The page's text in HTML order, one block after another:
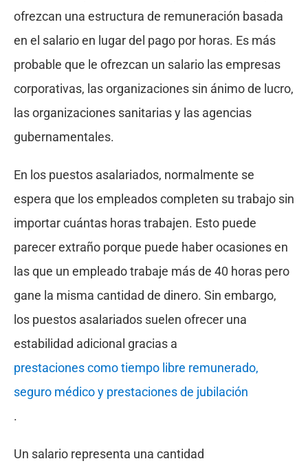
ofrezcan una estructura de remuneración basada
en el salario en lugar del pago por horas. Es más
probable que le ofrezcan un salario las empresas
corporativas, las organizaciones sin ánimo de lucro,
las organizaciones sanitarias y las agencias
gubernamentales.
En los puestos asalariados, normalmente se
espera que los empleados completen su trabajo sin
importar cuántas horas trabajen. Esto puede
parecer extraño porque puede haber ocasiones en
las que un empleado trabaje más de 40 horas pero
gane la misma cantidad de dinero. Sin embargo,
los puestos asalariados suelen ofrecer una
estabilidad adicional gracias a
prestaciones como tiempo libre remunerado,
seguro médico y prestaciones de jubilación
.
Un salario representa una cantidad